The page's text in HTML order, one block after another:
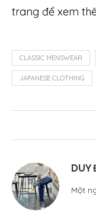
trang để xem
CLASSIC MENSWEAR
JAPANESE CLOTHING
DUY
Một